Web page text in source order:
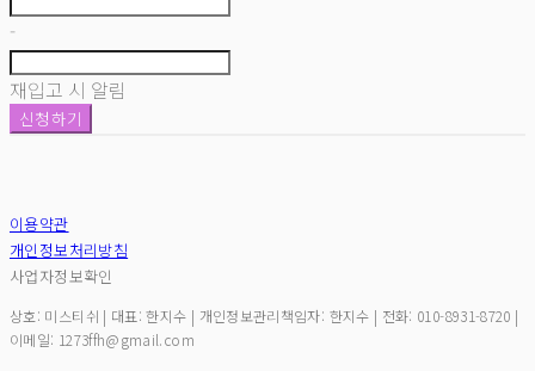
-
재입고 시 알림
신청하기
이용약관
개인정보처리방침
사업자정보확인
상호: 미스티쉬 | 대표: 한지수 | 개인정보관리책임자: 한지수 | 전화: 010-8931-8720 |
이메일: 1273ffh@gmail.com